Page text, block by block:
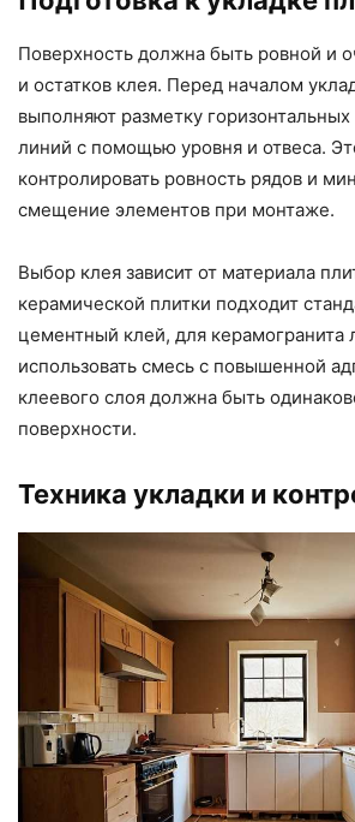
Поверхность должна быть ровной и
и остатков клея. Перед началом
выполняют разметку
линий с помощью уровня и отвеса.
контролировать ровность рядов и
смещение элементов при монтаже.
Выбор клея зависит от материала
керамической плитки подходит
цементный клей, для керамогранита
использовать смесь с повышенной
клеевого слоя должна быть
поверхности.
Техника укладки и